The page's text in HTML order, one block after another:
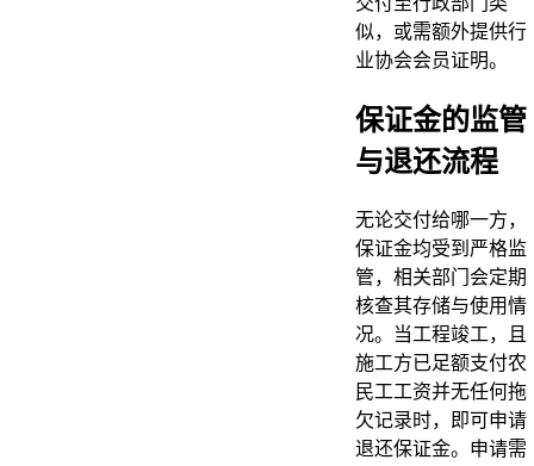
似，或需额外提供行
业协会会员证明。
保证金的监管
与退还流程
无论交付给哪一方，
保证金均受到严格监
管，相关部门会定期
核查其存储与使用情
况。当工程竣工，且
施工方已足额支付农
民工工资并无任何拖
欠记录时，即可申请
退还保证金。申请需